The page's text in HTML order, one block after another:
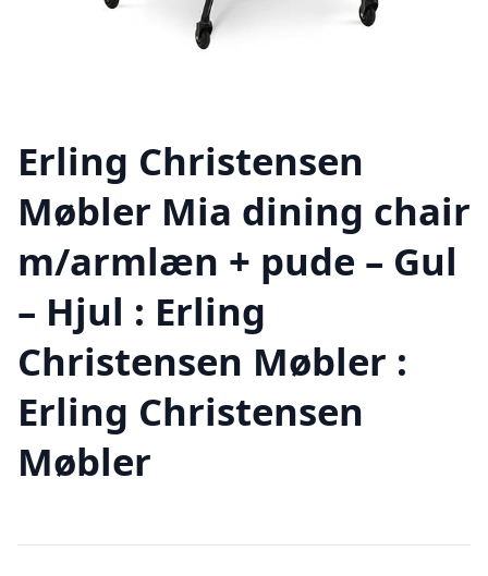
Erling Christensen
Møbler Mia dining chair
m/armlæn + pude – Gul
– Hjul : Erling
Christensen Møbler :
Erling Christensen
Møbler